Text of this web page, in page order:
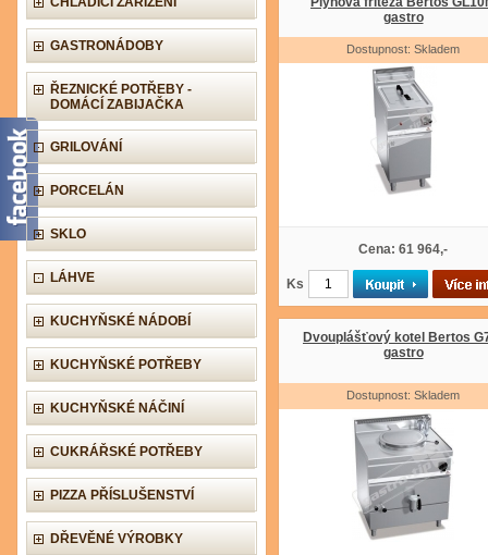
GASTRONÁDOBY
ŘEZNICKÉ POTŘEBY -
DOMÁCÍ ZABIJAČKA
GRILOVÁNÍ
PORCELÁN
SKLO
LÁHVE
KUCHYŇSKÉ NÁDOBÍ
KUCHYŇSKÉ POTŘEBY
KUCHYŇSKÉ NÁČINÍ
CUKRÁŘSKÉ POTŘEBY
PIZZA PŘÍSLUŠENSTVÍ
DŘEVĚNÉ VÝROBKY
gastro
Dostupnost: Skladem
Cena: 61 964,-
Ks
Dvouplášťový kotel Bertos
gastro
Dostupnost: Skladem